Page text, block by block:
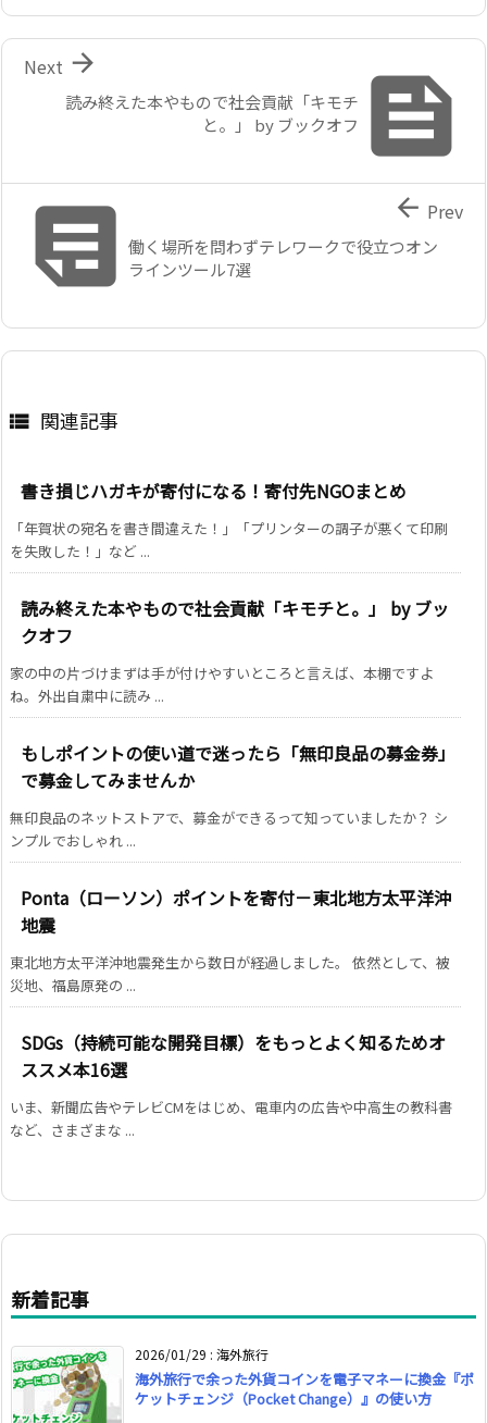

読み終えた本やもので社会貢献「キモチ
と。」 by ブックオフ

Next
働く場所を問わずテレワークで役立つオン
ラインツール7選
 Prev
 関連記事
書き損じハガキが寄付になる！寄付先NGOまとめ
「年賀状の宛名を書き間違えた！」「プリンターの調子が悪くて印刷
を失敗した！」など ...
読み終えた本やもので社会貢献「キモチと。」 by ブッ
クオフ
家の中の片づけまずは手が付けやすいところと言えば、本棚ですよ
ね。外出自粛中に読み ...
もしポイントの使い道で迷ったら「無印良品の募金券」
で募金してみませんか
無印良品のネットストアで、募金ができるって知っていましたか？ シ
ンプルでおしゃれ ...
Ponta（ローソン）ポイントを寄付－東北地方太平洋沖
地震
東北地方太平洋沖地震発生から数日が経過しました。 依然として、被
災地、福島原発の ...
SDGs（持続可能な開発目標）をもっとよく知るためオ
ススメ本16選
いま、新聞広告やテレビCMをはじめ、電車内の広告や中高生の教科書
など、さまざまな ...
新着記事
2026/01/29 : 海外旅行
海外旅行で余った外貨コインを電子マネーに換金『ポ
ケットチェンジ（Pocket Change）』の使い方